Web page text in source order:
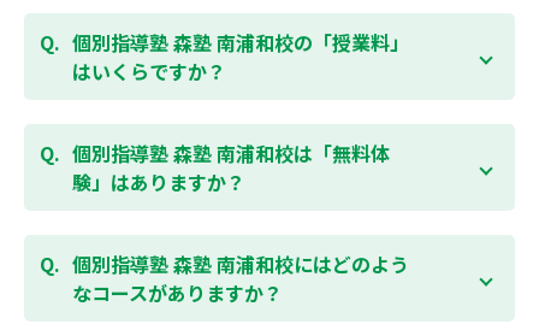
個別指導塾 森塾 南浦和校の「授業料」
はいくらですか？
お子様の学年やご状況、校舎によって変わりますの
で、以下より、お気軽にお問合わせください。個別指
導塾 森塾の授業料はこちらのページ
よりお問合わせく
ださい。自動返信メールで【すぐ】にご確認いただけ
個別指導塾 森塾 南浦和校は「無料体
験」はありますか？
通常期には最大1ヶ月の無料体験を受付しておりま
す。また、春休み、夏休み、冬休みの講習では「4日
間～5日間の無料体験」授業を受けていただくことが
可能です。個別指導塾 森塾 南浦和校の無料体験につい
個別指導塾 森塾 南浦和校にはどのよう
なコースがありますか？